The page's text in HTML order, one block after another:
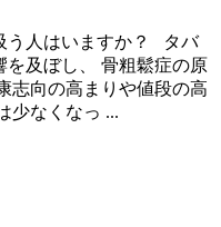
う人はいますか？ タバ
を及ぼし、 骨粗鬆症の原
志向の高まりや値段の高
少なくなっ ...